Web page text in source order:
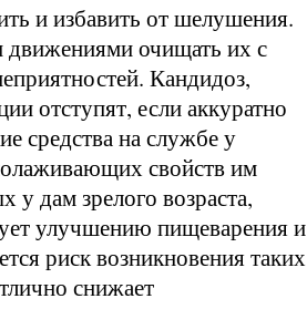
и избавить от шелушения.
очищать их с
Кандидоз,
отступят, если аккуратно
средства на службе у
свойств им
дам зрелого возраста,
улучшению пищеварения и
риск возникновения таких
снижает